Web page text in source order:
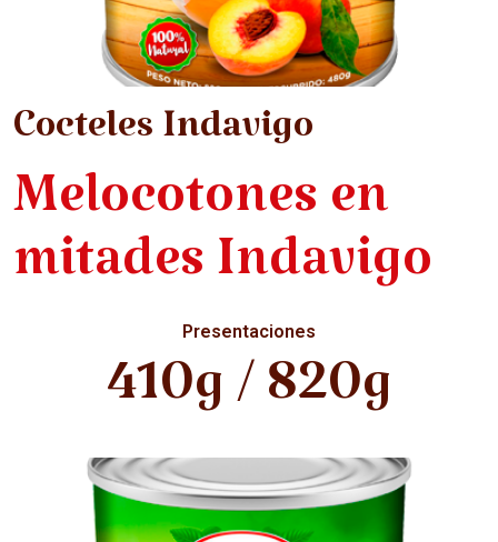
Cocteles Indavigo
Melocotones en
mitades Indavigo
Presentaciones
410g / 820g